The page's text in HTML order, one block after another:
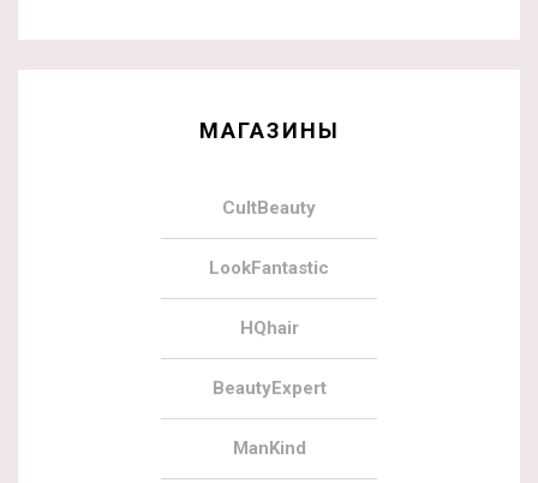
МАГАЗИНЫ
CultBeauty
LookFantastic
HQhair
BeautyExpert
ManKind